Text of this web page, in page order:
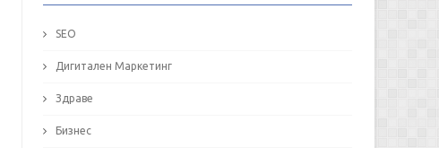
SEO
Дигитален Маркетинг
Здраве
Бизнес